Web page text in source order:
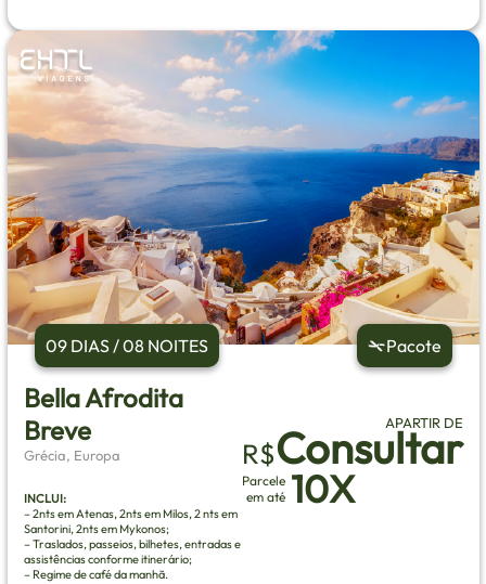
09 DIAS / 08 NOITES Pacote
Bella Afrodita
Breve
Grécia, Europa
INCLUI:
– 2nts em Atenas, 2nts em Milos, 2 nts em
Santorini, 2nts em Mykonos;
– Traslados, passeios, bilhetes, entradas e
assistências conforme itinerário;
– Regime de café da manhã.
APARTIR DE
R$Consultar
Parcele
em até 10X